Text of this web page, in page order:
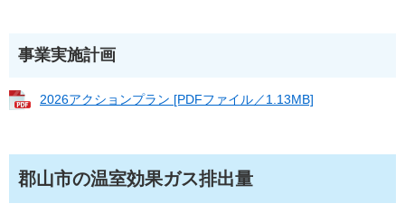
事業実施計画
2026アクションプラン [PDFファイル／1.13MB]
郡山市の温室効果ガス排出量